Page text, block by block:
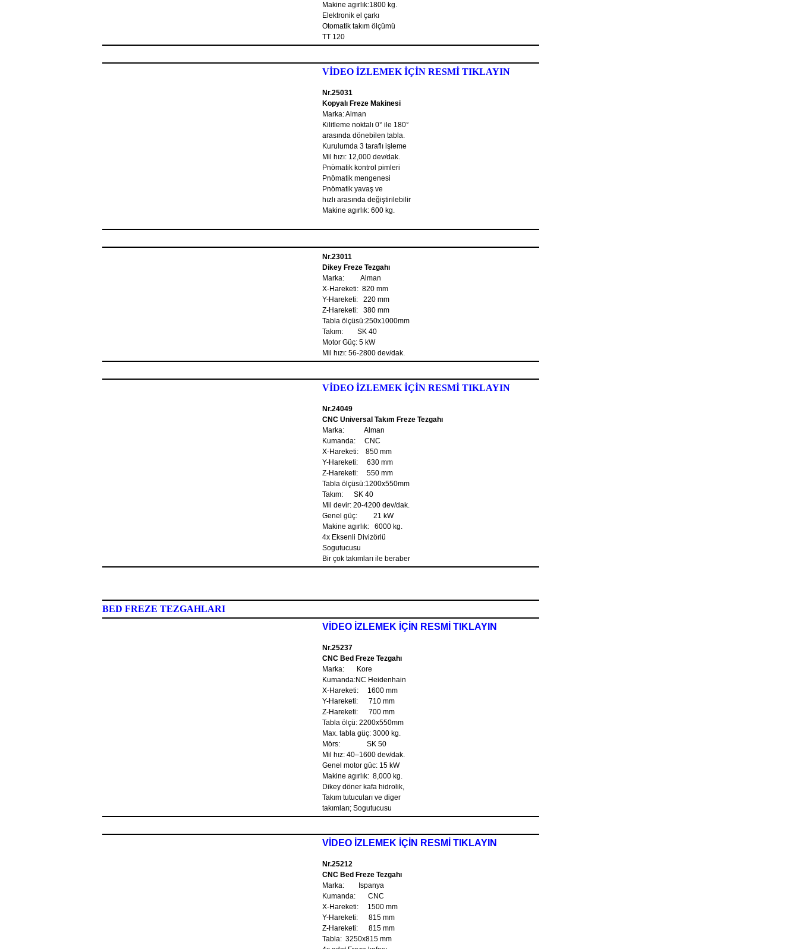
Makine agırlık:1800 kg.
Elektronik el çarkı
Otomatik takım ölçümü
TT 120
VİDEO İZLEMEK İÇİN RESMİ TIKLAYIN
Nr.25031
Kopyalı Freze Makinesi
Marka: Alman
Kilitleme noktalı 0° ile 180°
arasında dönebilen tabla.
Kurulumda 3 taraflı işleme
Mil hızı: 12,000 dev/dak.
Pnömatik kontrol pimleri
Pnömatik mengenesi
Pnömatik yavaş ve
hızlı arasında değiştirilebilir
Makine agırlık: 600 kg.
Nr.23011
Dikey Freze Tezgahı
Marka: Alman
X-Hareketi: 820 mm
Y-Hareketi: 220 mm
Z-Hareketi: 380 mm
Tabla ölçüsü:250x1000mm
Takım: SK 40
Motor Güç: 5 kW
Mil hızı: 56-2800 dev/dak.
VİDEO İZLEMEK İÇİN RESMİ TIKLAYIN
Nr.24049
CNC Universal Takım Freze Tezgahı
Marka: Alman
Kumanda: CNC
X-Hareketi: 850 mm
Y-Hareketi: 630 mm
Z-Hareketi: 550 mm
Tabla ölçüsü:1200x550mm
Takım: SK 40
Mil devir: 20-4200 dev/dak.
Genel güç: 21 kW
Makine agırlık: 6000 kg.
4x Eksenli Divizörlü
Sogutucusu
Bir çok takımları ile beraber
BED FREZE TEZGAHLARI
VİDEO İZLEMEK İÇİN RESMİ TIKLAYIN
Nr.25237
CNC Bed Freze Tezgahı
Marka: Kore
Kumanda:NC Heidenhain
X-Hareketi: 1600 mm
Y-Hareketi: 710 mm
Z-Hareketi: 700 mm
Tabla ölçü: 2200x550mm
Max. tabla güç: 3000 kg.
Mörs: SK 50
Mil hız: 40–1600 dev/dak.
Genel motor güc: 15 kW
Makine agırlık: 8,000 kg.
Dikey döner kafa hidrolik,
Takım tutucuları ve diger
takımları; Sogutucusu
VİDEO İZLEMEK İÇİN RESMİ TIKLAYIN
Nr.25212
CNC Bed Freze Tezgahı
Marka: Ispanya
Kumanda: CNC
X-Hareketi: 1500 mm
Y-Hareketi: 815 mm
Z-Hareketi: 815 mm
Tabla: 3250x815 mm